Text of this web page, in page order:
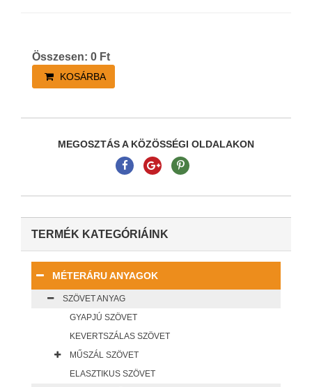
Összesen: 0 Ft
KOSÁRBA
MEGOSZTÁS A KÖZÖSSÉGI OLDALAKON
TERMÉK KATEGÓRIÁINK
MÉTERÁRU ANYAGOK
SZÖVET ANYAG
GYAPJÚ SZÖVET
KEVERTSZÁLAS SZÖVET
MŰSZÁL SZÖVET
ELASZTIKUS SZÖVET